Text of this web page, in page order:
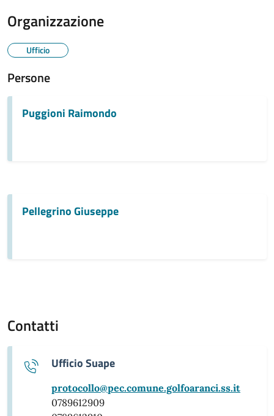
Organizzazione
Ufficio
Persone
Puggioni Raimondo
Pellegrino Giuseppe
Contatti
Ufficio Suape
protocollo@pec.comune.golfoaranci.ss.it
0789612909